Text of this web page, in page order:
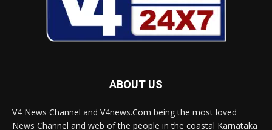
ABOUT US
V4 News Channel and V4news.Com being the most loved
News Channel and web of the people in the coastal Karnataka